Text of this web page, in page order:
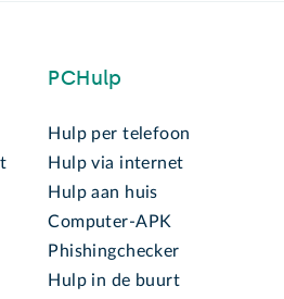
PCHulp
Hulp per telefoon
Hulp via internet
Hulp aan huis
Computer-APK
Phishingchecker
Hulp in de buurt